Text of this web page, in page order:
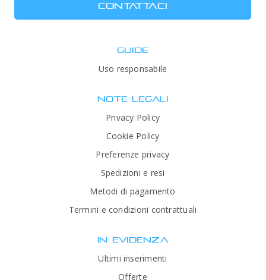
CONTATTACI
GUIDE
Uso responsabile
NOTE LEGALI
Privacy Policy
Cookie Policy
Preferenze privacy
Spedizioni e resi
Metodi di pagamento
Termini e condizioni contrattuali
IN EVIDENZA
Ultimi inserimenti
Offerte